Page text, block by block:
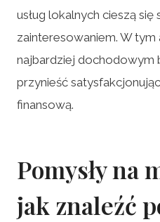
usług lokalnych cieszą
zainteresowaniem. W
najbardziej dochodowym
przynieść
finansową.
Pomysły na
jak znaleźć